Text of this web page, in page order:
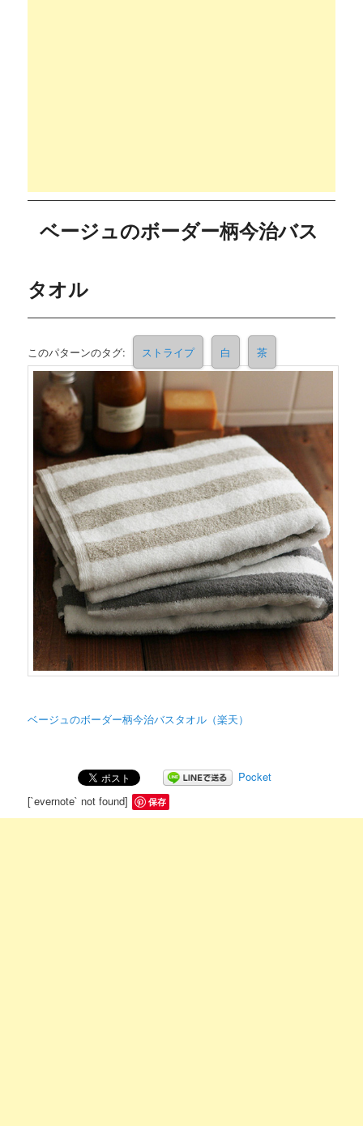
ベージュのボーダー柄今治バス
タオル
このパターンのタグ: ストライプ 白 茶
ベージュのボーダー柄今治バスタオル（楽天）
Pocket
[`evernote` not found]
保存